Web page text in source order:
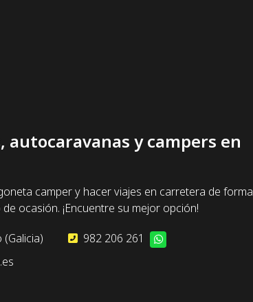
autocaravanas y campers en
camper y hacer viajes en carretera de forma
ocasión. ¡Encuentre su mejor opción!
982 206 261